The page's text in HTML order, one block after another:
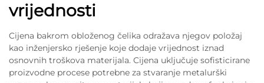
vrijednosti
Cijena bakrom obloženog čelika odražava njegov položaj
kao inženjersko rješenje koje dodaje vrijednost iznad
osnovnih troškova materijala. Cijena uključuje sofisticirane
proizvodne procese potrebne za stvaranje metalurški